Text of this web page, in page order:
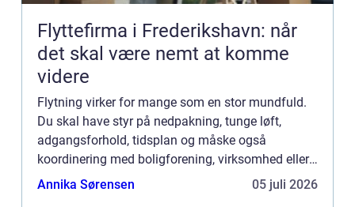
Flyttefirma i Frederikshavn: når
det skal være nemt at komme
videre
Flytning virker for mange som en stor mundfuld.
Du skal have styr på nedpakning, tunge løft,
adgangsforhold, tidsplan og måske også
koordinering med boligforening, virksomhed eller
udlejer. Et erfaret flyttefirma kan samle al...
Annika Sørensen 05 juli 2026